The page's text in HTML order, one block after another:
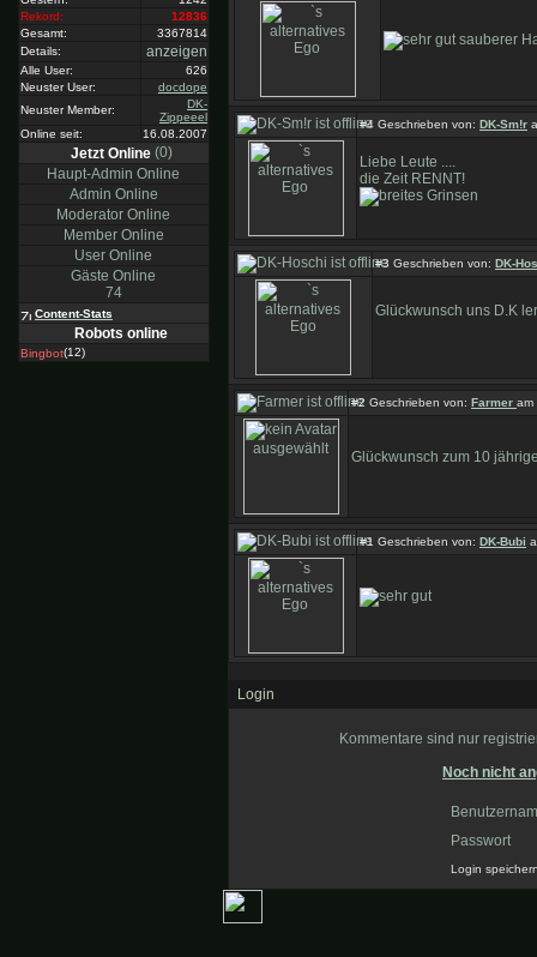
Rekord:
12836
Gesamt:
3367814
Details:
anzeigen
Alle User:
626
Neuster User:
docdope
Neuster Member:
DK-
Zippeeel
Online seit:
16.08.2007
Jetzt Online (0)
Haupt-Admin Online
Admin Online
Moderator Online
Member Online
User Online
Gäste Online
74
Content-Stats
Robots online
Bingbot(12)
sauberer
#4 Geschrieben von: DK-Sm!r
Liebe Leute ....
die Zeit RENNT!
#3 Geschrieben von: DK-
Glückwunsch uns D.K
#2 Geschrieben von: Farmer am
Glückwunsch zum 10
#1 Geschrieben von: DK-Bubi
Login
Kommentare sind nur
Noch nicht
Passwort
Login